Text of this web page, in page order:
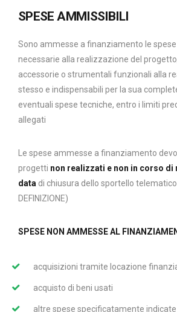
SPESE AMMISSIBILI
Sono ammesse a finanziamento le
necessarie alla realizzazione del
accessorie o strumentali funzionali alla
stesso e indispensabili per la sua
eventuali spese tecniche, entro i limiti
allegati
Le spese ammesse a finanziamento
progetti non realizzati e non in corso
data di chiusura dello sportello telematico
DEFINIZIONE)
SPESE NON AMMESSE AL
acquisizioni tramite locazione
acquisto di beni usati
altre spese specificatamente